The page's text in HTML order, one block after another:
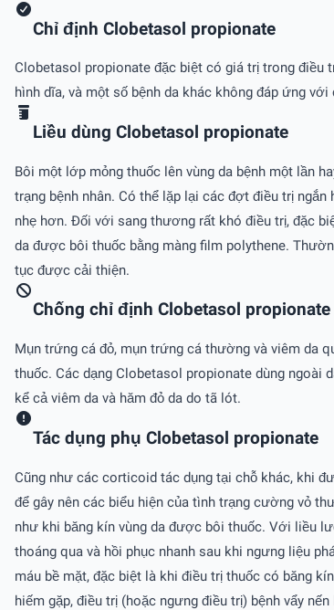
Chỉ định Clobetasol propionate
Clobetasol propionate đặc biệt có giá trị trong điều
hình dĩa, và một số bệnh da khác không đáp ứng
Liều dùng Clobetasol propionate
Bôi một lớp mỏng thuốc lên vùng da bệnh một lần
trạng bệnh nhân. Có thể lặp lại các đợt điều trị
nhẹ hơn. Ðối với sang thương rất khó điều trị, đặc
da được bôi thuốc bằng màng film polythene.
tục được cải thiện.
Chống chỉ định Clobetasol propionate
Mụn trứng cá đỏ, mụn trứng cá thường và viêm da
thuốc. Các dạng Clobetasol propionate dùng ngoài
kể cả viêm da và hăm đỏ da do tã lót.
Tác dụng phụ Clobetasol propionate
Cũng như các corticoid tác dụng tại chỗ khác, khi
để gây nên các biểu hiện của tình trạng cường vỏ
như khi băng kín vùng da được bôi thuốc. Với liều
thoáng qua và hồi phục nhanh sau khi ngưng liệu
máu bề mặt, đặc biệt là khi điều trị thuốc có băng
hiếm gặp, điều trị (hoặc ngưng điều trị) bệnh vẩy